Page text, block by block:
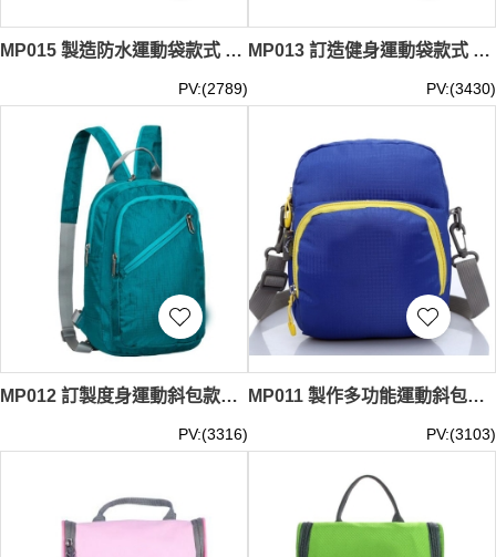
MP015 製造防水運動袋款式 設計健身袋款式 健身袋 自訂旅行運動袋款式 運動袋製造商
PV:(2789)
MP013 訂造健身運動袋款式 設計單肩運動袋款式 單膊鈄咩袋 健身袋 籃球袋 自訂運動袋款式 運動袋廠房
PV:(3430)
MP012 訂製度身運動斜包款式 自訂時尚運動斜包款式 斜咩袋 跑步背包 運動背包 設計運動斜包款式 運動斜包專門店
PV:(3316)
MP011 製作多功能運動斜包款式 訂造度身運動斜包款式 斜咩袋 自訂運動斜包款式 運動斜包廠房
PV:(3103)